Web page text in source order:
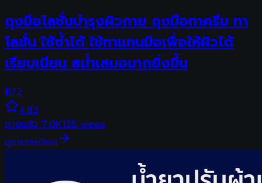
ถุงมือโลชั่นบำรุงผิวกาย ถุงมือทาครีม ทา
โลชั่น ใช้ซ้ำได้ ใช้ทาแทนมือเพื่อให้ผิวได้
เรียบเนียน สม่ำเสมอมากยิ่งขึ้น
฿72
4.83
ขายแล้ว7.0K135views
ดูรายละเอียด